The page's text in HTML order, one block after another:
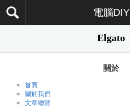
電腦DIY
Elgato
關於
首頁
關於我們
文章總覽